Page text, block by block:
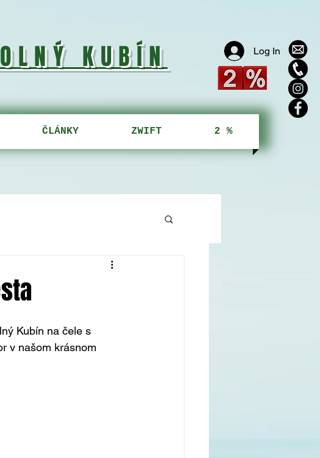
KUBÍN Log In
ČLÁNKY ZWIFT 2 %
Kubín na čele s
v našom krásnom